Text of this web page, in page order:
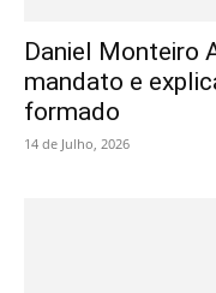
Daniel Monteiro
mandato e
formado
14 de Julho, 2026